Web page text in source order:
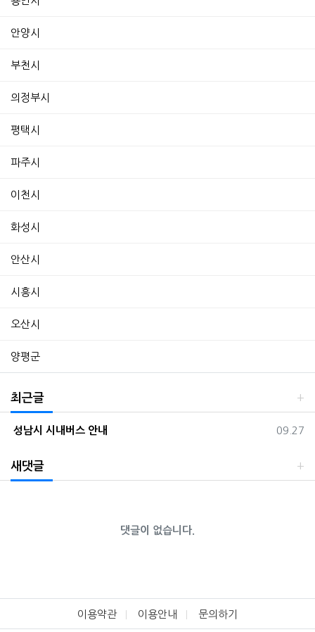
안양시
부천시
의정부시
평택시
파주시
이천시
화성시
안산시
시흥시
오산시
양평군
최근글
등록일
09.27
성남시 시내버스 안내
새댓글
댓글이 없습니다.
이용약관 이용안내 문의하기